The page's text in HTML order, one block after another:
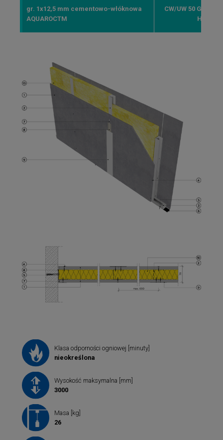
gr. 1x12,5 mm cementowo-włóknowa
AQUAROCTM
CW/UW 50
Klasa odporności ogniowej [minuty]
nieokreślona
Wysokość maksymalna [mm]
3000
Masa [kg]
26